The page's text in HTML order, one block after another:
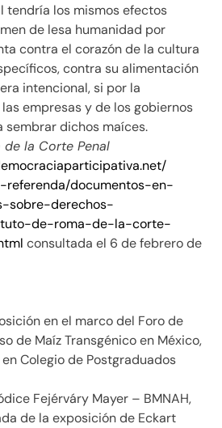
tendría los mismos efectos
de lesa humanidad por
contra el corazón de la cultura
contra su alimentación
intencional, si por la
empresas y de los gobiernos
sembrar dichos maíces.
la Corte Penal
referenda/documentos-en-
sobre-derechos-
de-roma-de-la-corte-
consultada el 6 de febrero de
en el marco del Foro de
de Maíz Transgénico en México,
Colegio de Postgraduados
Fejérváry Mayer – BMNAH,
de la exposición de Eckart